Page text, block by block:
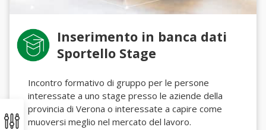
Inserimento in banca dati
Sportello Stage
Incontro formativo di gruppo per le persone
interessate a uno stage presso le aziende della
provincia di Verona o interessate a capire come
muoversi meglio nel mercato del lavoro.